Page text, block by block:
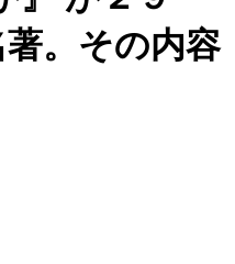
。その内容